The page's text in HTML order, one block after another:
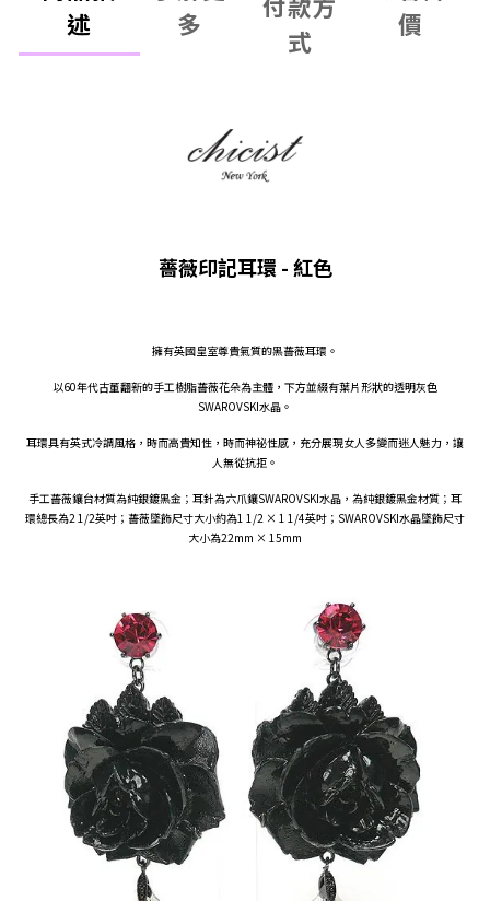
述
多
式
價
薔薇印記耳環 - 紅色
擁有英國皇室尊貴氣質的黑薔薇耳環。
以60年代古董翻新的手工樹脂薔薇花朵為主體，下方並綴有葉片形狀的透明灰色
SWAROVSKI水晶。
耳環具有英式冷調風格，時而高貴知性，時而神祕性感，充分展現女人多變而迷人魅力，讓
人無從抗拒。
手工薔薇鑲台材質為純銀鍍黑金；耳針為六爪鑲SWAROVSKI水晶，為純銀鍍黑金材質；耳
環總長為2 1/2英吋；薔薇墜飾尺寸大小約為1 1/2 × 1 1/4英吋；SWAROVSKI水晶墜飾尺寸
大小為22mm × 15mm